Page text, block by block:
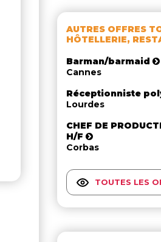
AUTRES OFFRES
HÔTELLERIE,
Barman/barmaid
Cannes
Réceptionniste
Lourdes
CHEF DE
H/F
Corbas
TOUTES LES